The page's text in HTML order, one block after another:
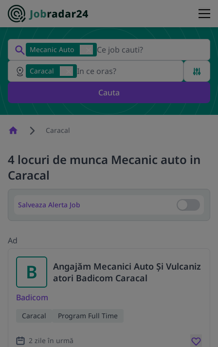
Mecanic Auto
Caracal
Cauta
HomepageCaracal
4 locuri de munca Mecanic auto in
Caracal
Salveaza Alerta Job Salveaza
Ad
B
Angajăm Mecanici Auto Și Vulcaniz
atori Badicom Caracal
Badicom
Caracal Program Full Time
2 zile în urmă